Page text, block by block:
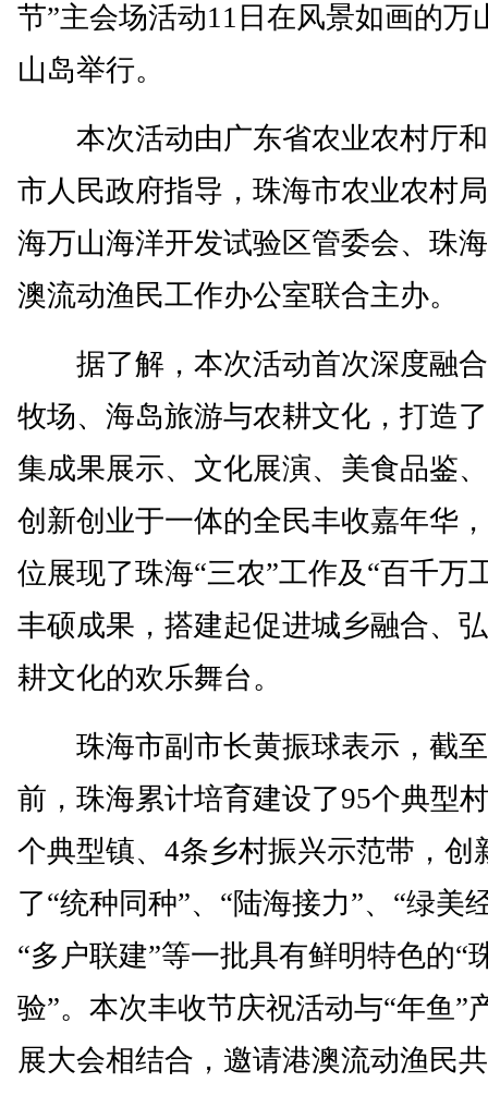
节”主会场活动11日在风景如画的万
山岛举行。
本次活动由广东省农业农村厅
市人民政府指导，珠海市农业农村
海万山海洋开发试验区管委会、珠
澳流动渔民工作办公室联合主办。
据了解，本次活动首次深度融
牧场、海岛旅游与农耕文化，打造
集成果展示、文化展演、美食品鉴
创新创业于一体的全民丰收嘉年华
位展现了珠海“三农”工作及“百千万
丰硕成果，搭建起促进城乡融合、
耕文化的欢乐舞台。
珠海市副市长黄振球表示，截
前，珠海累计培育建设了95个典型
个典型镇、4条乡村振兴示范带，创
了“统种同种”、“陆海接力”、“绿美
“多户联建”等一批具有鲜明特色的“
验”。本次丰收节庆祝活动与“年鱼”
展大会相结合，邀请港澳流动渔民